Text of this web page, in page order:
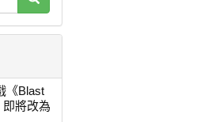
《Blast
將改為